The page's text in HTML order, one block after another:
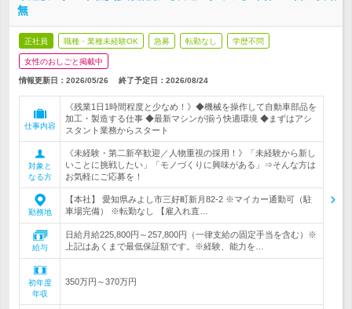
無
正社員 職種・業種未経験OK 急募 転勤なし 学歴不問
女性のおしごと掲載中
情報更新日：2026/05/26 終了予定日： 2026/08/24
仕事内容
《残業1日1時間程度と少なめ！》◆機械を操作して自動車部品を
加工・製造する仕事 ◆最新マシンが揃う快適環境 ◆まずはアシ
スタント業務からスタート
対象と
なる方
《未経験・第二新卒歓迎／人物重視の採用！》「未経験から新し
いことに挑戦したい」「モノづくりに興味がある」⇒そんな方は
お気軽にご応募を！
勤務地
【本社】 愛知県みよし市三好町新月82-2 ※マイカー通勤可（駐
車場完備） ※転勤なし 【雇入れ直…
給与
日給月給225,800円～257,800円（一律支給の固定手当を含む）※
上記はあくまで最低保証額です。※経験、能力を…
初年度
年収
350万円～370万円